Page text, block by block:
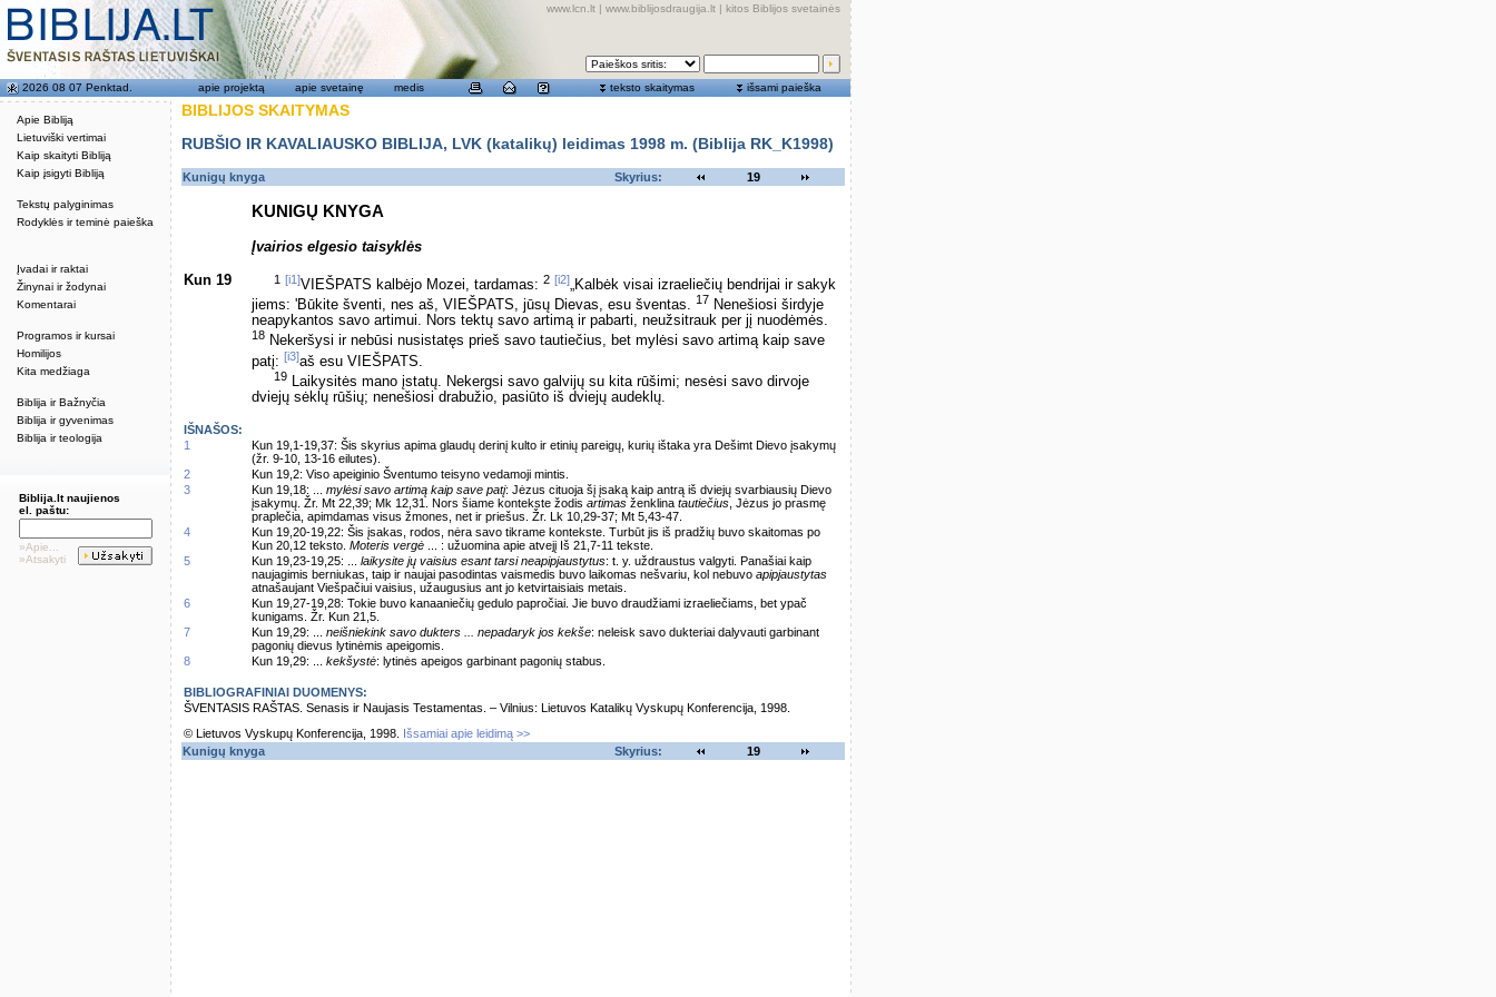
Apie Bibliją
Lietuviški vertimai
Kaip skaityti Bibliją
Kaip įsigyti Bibliją
Tekstų palyginimas
Rodyklės ir teminė paieška
Įvadai ir raktai
Žinynai ir žodynai
Komentarai
Programos ir kursai
Homilijos
Kita medžiaga
Biblija ir Bažnyčia
Biblija ir gyvenimas
Biblija ir teologija
www.lcn.lt | www.biblijosdraugija.lt | kitos Biblijos svetainės
2026 08 07 Penktad. apie projektą apie svetainę medis teksto skaitymas išsami paieška
Biblija.lt naujienos
el. paštu:
»Apie...
»Atsakyti
BIBLIJOS SKAITYMAS
RUBŠIO IR KAVALIAUSKO BIBLIJA, LVK (katalikų) leidimas 1998 m. (Biblija RK_K1998)
Kunigų knyga Skyrius: 19
KUNIGŲ KNYGA
Įvairios elgesio taisyklės
Kun 19 1 [i1]VIEŠPATS kalbėjo Mozei, tardamas: 2 [i2]„Kalbėk visai izraeliečių bendrijai ir sakyk
jiems: 'Būkite šventi, nes aš, VIEŠPATS, jūsų Dievas, esu šventas. 17 Nenešiosi širdyje
neapykantos savo artimui. Nors tektų savo artimą ir pabarti, neužsitrauk per jį nuodėmės.
18 Nekeršysi ir nebūsi nusistatęs prieš savo tautiečius, bet mylėsi savo artimą kaip save
patį: [i3]aš esu VIEŠPATS.
19 Laikysitės mano įstatų. Nekergsi savo galvijų su kita rūšimi; nesėsi savo dirvoje
dviejų sėklų rūšių; nenešiosi drabužio, pasiūto iš dviejų audeklų.
IŠNAŠOS:
1
Kun 19,1-19,37: Šis skyrius apima glaudų derinį kulto ir etinių pareigų, kurių ištaka yra Dešimt Dievo įsakymų
(žr. 9-10, 13-16 eilutes).
2
Kun 19,2: Viso apeiginio Šventumo teisyno vedamoji mintis.
3
Kun 19,18: ... mylėsi savo artimą kaip save patį: Jėzus cituoja šį įsaką kaip antrą iš dviejų svarbiausių Dievo
įsakymų. Žr. Mt 22,39; Mk 12,31. Nors šiame kontekste žodis artimas ženklina tautiečius , Jėzus jo prasmę
praplečia, apimdamas visus žmones, net ir priešus. Žr. Lk 10,29-37; Mt 5,43-47.
4
Kun 19,20-19,22: Šis įsakas, rodos, nėra savo tikrame kontekste. Turbūt jis iš pradžių buvo skaitomas po
Kun 20,12 teksto. Moteris vergė ... : užuomina apie atvejį Iš 21,7-11 tekste.
5
Kun 19,23-19,25: ... laikysite jų vaisius esant tarsi neapipjaustytus: t. y. uždraustus valgyti. Panašiai kaip
naujagimis berniukas, taip ir naujai pasodintas vaismedis buvo laikomas nešvariu, kol nebuvo apipjaustytas
atnašaujant Viešpačiui vaisius, užaugusius ant jo ketvirtaisiais metais.
6
Kun 19,27-19,28: Tokie buvo kanaaniečių gedulo papročiai. Jie buvo draudžiami izraeliečiams, bet ypač
kunigams. Žr. Kun 21,5.
7
Kun 19,29: ... neišniekink savo dukters ... nepadaryk jos kekše: neleisk savo dukteriai dalyvauti garbinant
pagonių dievus lytinėmis apeigomis.
8
Kun 19,29: ... kekšystė: lytinės apeigos garbinant pagonių stabus.
BIBLIOGRAFINIAI DUOMENYS:
ŠVENTASIS RAŠTAS. Senasis ir Naujasis Testamentas. – Vilnius: Lietuvos Katalikų Vyskupų Konferencija, 1998.
© Lietuvos Vyskupų Konferencija, 1998.
Išsamiai apie leidimą >>
Kunigų knyga
Skyrius: 19